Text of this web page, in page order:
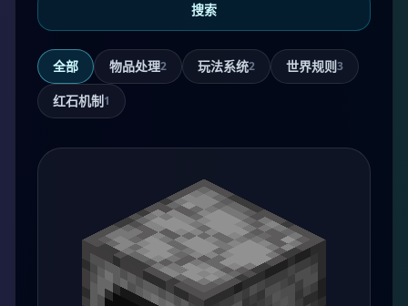
搜索
全部 物品处理2 玩法系统2 世界规则3
红石机制1